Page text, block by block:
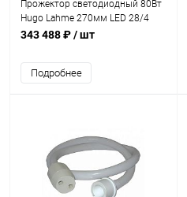
Прожектор светодиодный 80Вт
Hugo Lahme 270мм LED 28/4
RGBW 24В (ниша 4100050)
343 488 ₽/ шт
Подробнее